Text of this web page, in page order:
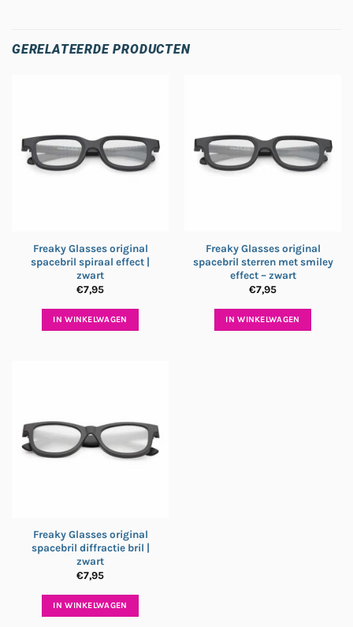
GERELATEERDE PRODUCTEN
Freaky Glasses original
spacebril spiraal effect |
zwart
€7,95
IN WINKELWAGEN
Freaky Glasses original
spacebril sterren met smiley
effect – zwart
€7,95
IN WINKELWAGEN
Freaky Glasses original
spacebril diffractie bril |
zwart
€7,95
IN WINKELWAGEN